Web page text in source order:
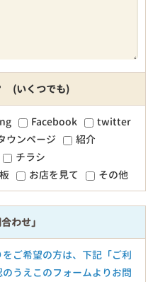
(いくつでも)
Facebook
twitter
ウンページ
紹介
チラシ
お店を見て その他
合わせ」
ご希望の方は、下記「ご利
うえこのフォームよりお問